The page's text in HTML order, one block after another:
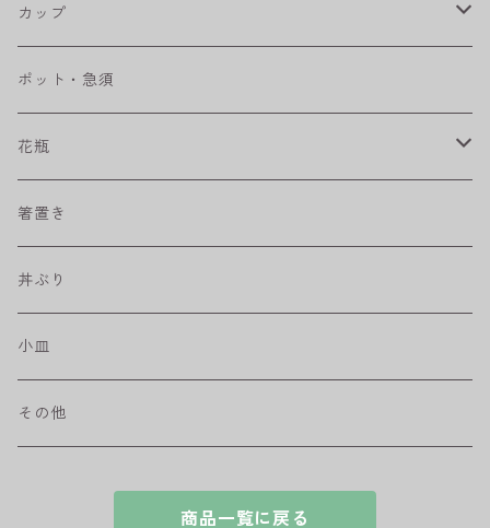
RONDE
ベベルボウル
プリーツ
藍駒
ワビカップ
ハンディ小皿
和ミモザ
丸皿
長皿
角皿
取皿
盛皿
カレー＆パスタ皿
大鉢
中鉢
小鉢
カップ
カップ
マグカップ
フリーカップ
そば猪口
ポット・急須
花瓶
水差し
箸置き
丼ぶり
小皿
その他
商品一覧に戻る